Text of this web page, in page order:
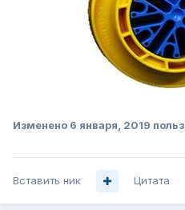
Изменено 6 января, 2019
Вставить ник Цитата